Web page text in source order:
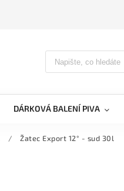
DÁRKOVÁ BALENÍ PIVA
/ Žatec Export 12° - sud 30l